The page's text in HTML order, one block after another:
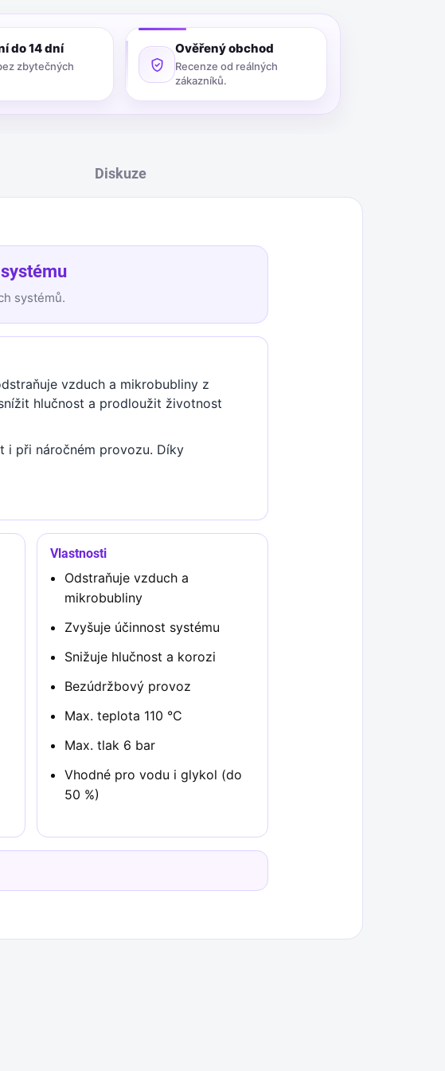
do 14 dní
zbytečných
Ověřený obchod
Recenze od reálných
zákazníků.
Diskuze
systémů.
vzduch a mikrobubliny z
hlučnost a prodloužit životnost
i při náročném provozu. Díky
Vlastnosti
Odstraňuje vzduch a
mikrobubliny
Zvyšuje účinnost systému
Snižuje hlučnost a korozi
Bezúdržbový provoz
Max. teplota 110 °C
Max. tlak 6 bar
Vhodné pro vodu i glykol (do
50 %)